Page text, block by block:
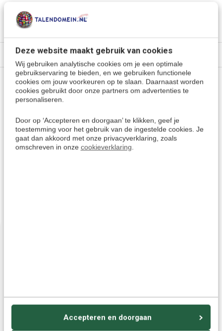
Deze website maakt gebruik van cookies
Wij gebruiken analytische cookies om je een optimale
gebruikservaring te bieden, en we gebruiken functionele
cookies om jouw voorkeuren op te slaan. Daarnaast worden
cookies gebruikt door onze partners om advertenties te
personaliseren.
Door op ‘Accepteren en doorgaan’ te klikken, geef je
toestemming voor het gebruik van de ingestelde cookies. Je
gaat dan akkoord met onze privacyverklaring, zoals
omschreven in onze cookieverklaring.
Accepteren en doorgaan
Kies een andere taal
Specificaties
Vragen of advies nodig?
Neem contact op
Grotere aantallen
nodig?
Beginners - Leer de
Servische taal
Servisch voor Beginners